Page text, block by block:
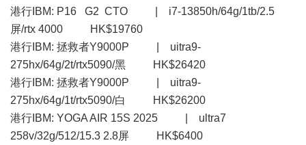
港行IBM: P16 G2 CTO | i7-13850h/64g/1tb/2.5
屏/rtx 4000 HK$19760
港行IBM: 拯救者Y9000P | uitra9-
275hx/64g/2t/rtx5090/黑 HK$26420
港行IBM: 拯救者Y9000P | uitra9-
275hx/64g/1t/rtx5090/白 HK$26200
港行IBM: YOGA AIR 15S 2025 | ultra7
258v/32g/512/15.3 2.8屏 HK$6400